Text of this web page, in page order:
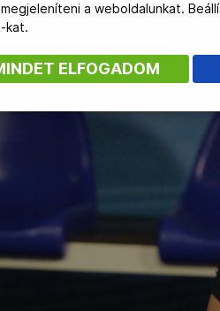
a weboldalunkat.
kat.
ELFOGADOM